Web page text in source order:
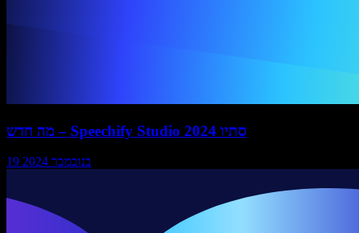
מה חדש – Speechify Studio סתיו 2024
19 בנובמבר 2024